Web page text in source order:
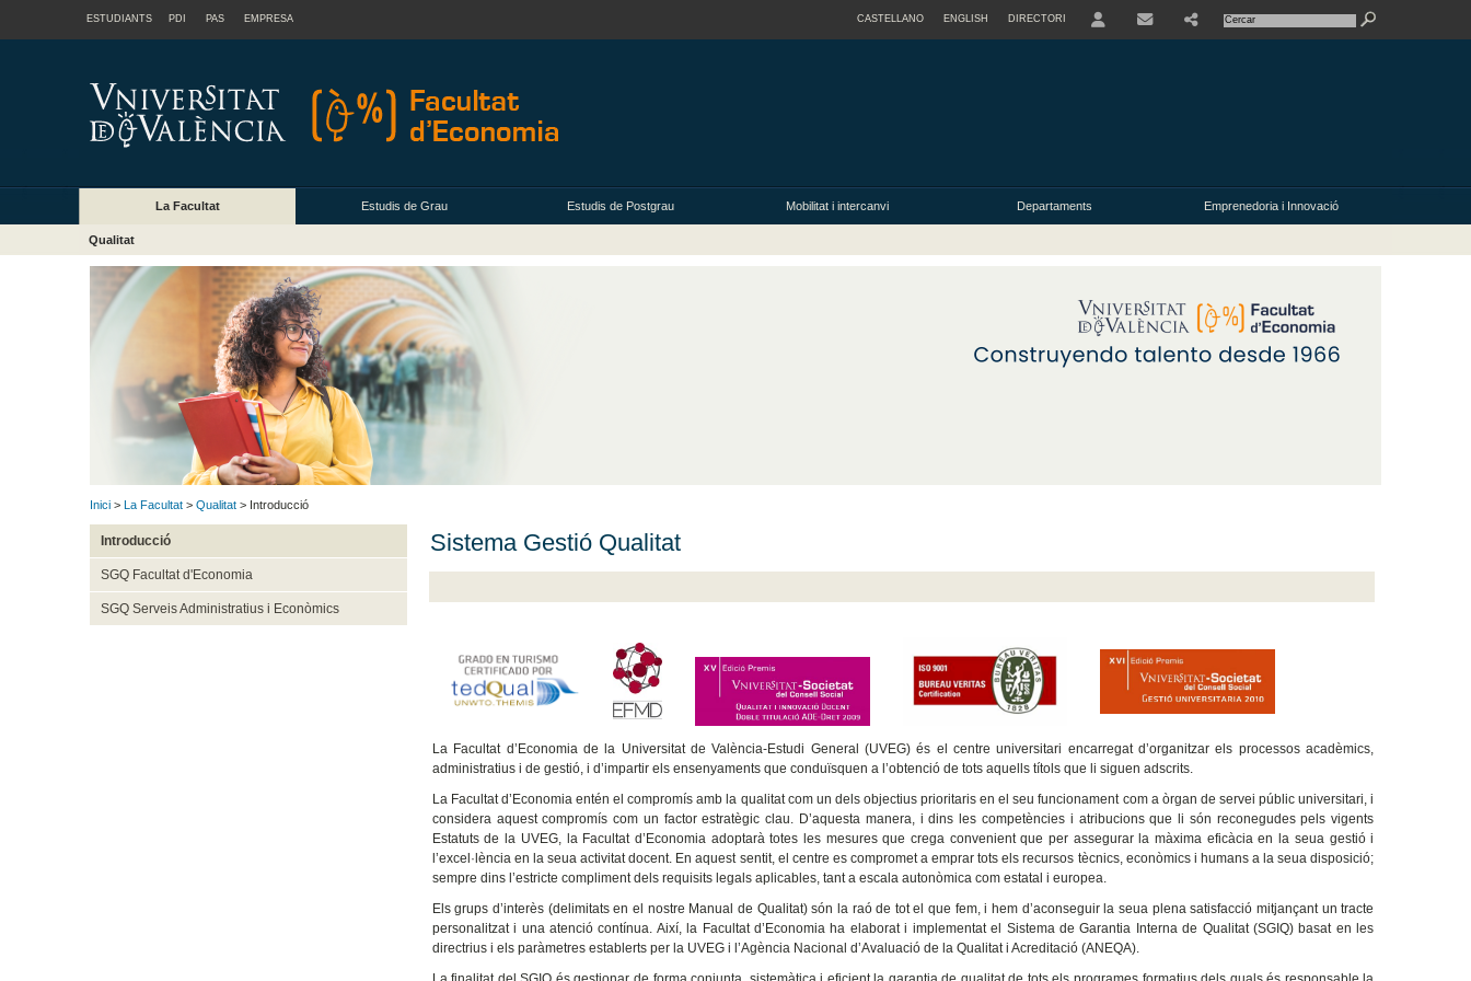
ESTUDIANTS PDI PAS EMPRESA CASTELLANO ENGLISH DIRECTORI
La Facultat Estudis de Grau Estudis de Postgrau Mobilitat i intercanvi Departaments Emprenedoria i Innovació
Qualitat
Inici > La Facultat > Qualitat > Introducció
Introducció
SGQ Facultat d'Economia
SGQ Serveis Administratius i Econòmics
Sistema Gestió Qualitat
La Facultat d’Economia de la Universitat de València-Estudi General (UVEG) és el centre universitari encarregat d’organitzar els processos acadèmics,
administratius i de gestió, i d’impartir els ensenyaments que conduïsquen a l’obtenció de tots aquells títols que li siguen adscrits.
La Facultat d’Economia entén el compromís amb la qualitat com un dels objectius prioritaris en el seu funcionament com a òrgan de servei públic universitari, i
considera aquest compromís com un factor estratègic clau. D’aquesta manera, i dins les competències i atribucions que li són reconegudes pels vigents
Estatuts de la UVEG, la Facultat d’Economia adoptarà totes les mesures que crega convenient que per assegurar la màxima eficàcia en la seua gestió i
l’excel·lència en la seua activitat docent. En aquest sentit, el centre es compromet a emprar tots els recursos tècnics, econòmics i humans a la seua disposició;
sempre dins l’estricte compliment dels requisits legals aplicables, tant a escala autonòmica com estatal i europea.
Els grups d’interès (delimitats en el nostre Manual de Qualitat) són la raó de tot el que fem, i hem d’aconseguir la seua plena satisfacció mitjançant un tracte
personalitzat i una atenció contínua. Així, la Facultat d’Economia ha elaborat i implementat el Sistema de Garantia Interna de Qualitat (SGIQ) basat en les
directrius i els paràmetres establerts per la UVEG i l’Agència Nacional d’Avaluació de la Qualitat i Acreditació (ANEQA).